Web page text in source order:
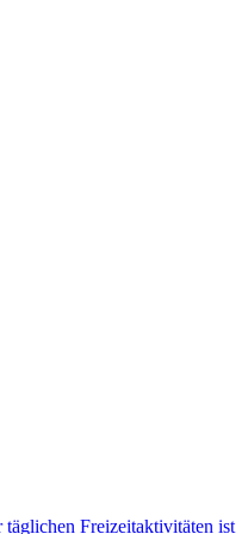
täglichen Freizeitaktivitäten ist